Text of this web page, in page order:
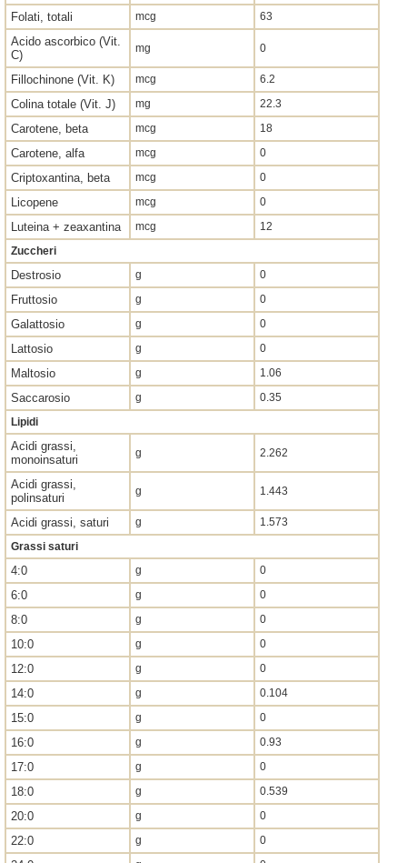
Folati, totali mcg 63
Acido ascorbico (Vit.
C)
mg 0
Fillochinone (Vit. K) mcg 6.2
Colina totale (Vit. J) mg 22.3
Carotene, beta mcg 18
Carotene, alfa mcg 0
Criptoxantina, beta mcg 0
Licopene mcg 0
Luteina + zeaxantina mcg
12
Zuccheri
Destrosio g 0
Fruttosio g 0
Galattosio g 0
Lattosio g 0
Maltosio g 1.06
Saccarosio g
0.35
Lipidi
Acidi grassi,
monoinsaturi
g 2.262
Acidi grassi,
polinsaturi
g 1.443
Acidi grassi, saturi g
1.573
Grassi saturi
4:0 g 0
6:0 g 0
8:0 g 0
10:0 g 0
12:0 g 0
14:0 g 0.104
15:0 g 0
16:0 g 0.93
17:0 g 0
18:0 g 0.539
20:0 g 0
22:0 g 0